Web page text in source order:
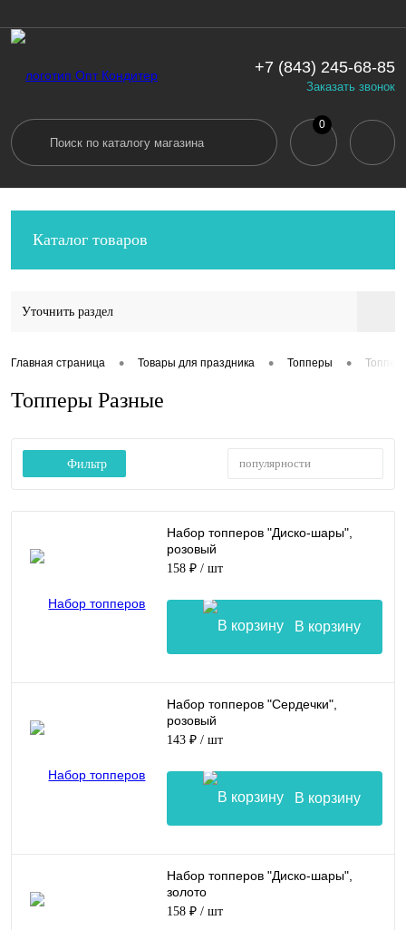
Вход Регистрация
+7 (843) 245-68-85
Заказать звонок
0
Каталог товаров
Уточнить раздел
Главная страница • Товары для праздника • Топперы •
Топперы Разные
Фильтр популярности
Набор топперов "Диско-шары",
розовый
158 ₽ / шт
В корзину
Набор топперов "Сердечки",
розовый
143 ₽ / шт
В корзину
Набор топперов "Диско-шары",
золото
158 ₽ / шт